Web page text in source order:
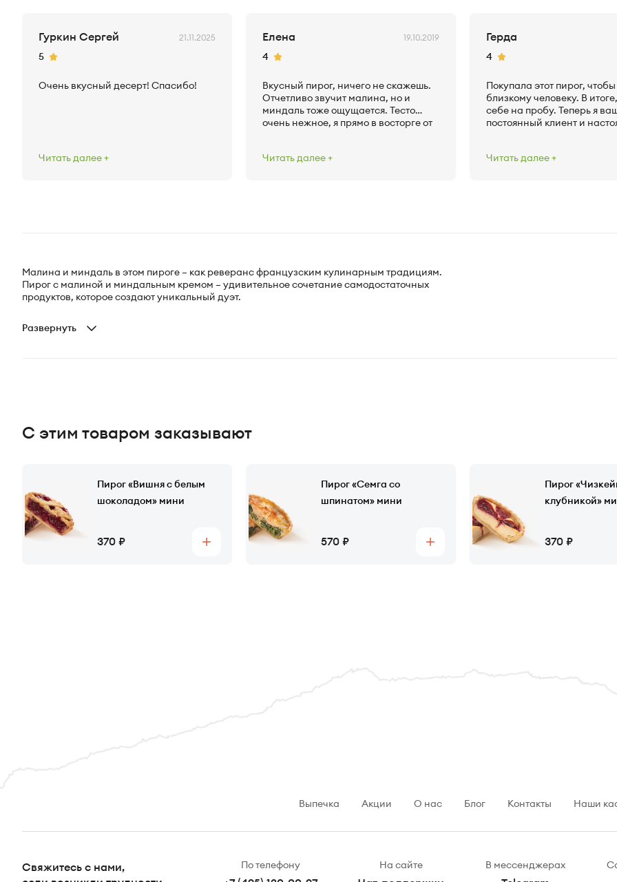
Гуркин Сергей 21.11.2025
5Рейтинг
Очень вкусный десерт! Спасибо!
Читать далее
Елена 19.10.2019
4Рейтинг
Вкусный пирог, ничего не скажешь.
Отчетливо звучит малина, но и
миндаль тоже ощущается. Тесто
очень нежное, я прямо в восторге от
стоимость приличная. Поэтому
Читать далее
Герда
4Рейтинг
Покупала этот пирог,
близкому человеку. В
себе на пробу. Теперь я
постоянный клиент и
Начинки все также много, а
Читать далее
Малина и миндаль в этом пироге – как реверанс французским кулинарным традициям.
Пирог с малиной и миндальным кремом – удивительное сочетание самодостаточных
продуктов, которое создают уникальный дуэт.
Развернуть
С этим товаром заказывают
Пирог «Вишня с белым
шоколадом» мини
Цена
370
Купить
Пирог «Семга со
шпинатом» мини
Цена
570
Купить
Пирог
клубникой»
Цена
370
Выпечка Акции О нас Блог Контакты Наши
Свяжитесь с нами,
По телефону На сайте В мессенджерах